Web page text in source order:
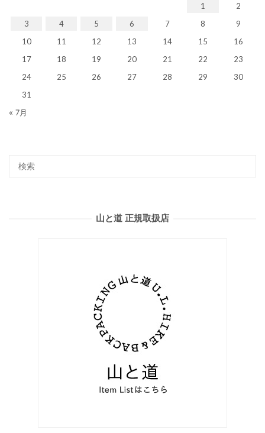
1
2
3
4 5 6 7 8
9
10
11 12 13 14 15
16
17
18 19 20 21 22
23
24
25 26 27 28 29
30
31
« 7月
山と道 正規取扱店